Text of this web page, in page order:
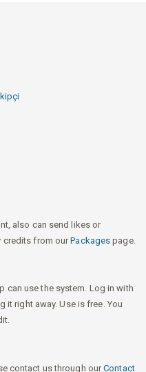
also can send likes or
credits from ourPackages page.
can use the system. Log in with
it right away. Use is free. You
contact us through ourContact